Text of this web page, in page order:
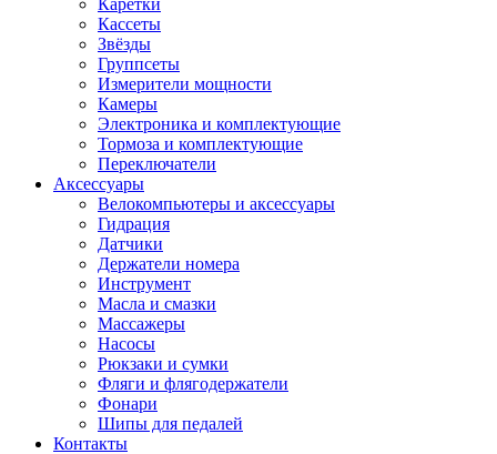
Каретки
Кассеты
Звёзды
Группсеты
Измерители мощности
Камеры
Электроника и комплектующие
Тормоза и комплектующие
Переключатели
Аксессуары
Велокомпьютеры и аксессуары
Гидрация
Датчики
Держатели номера
Инструмент
Масла и смазки
Массажеры
Насосы
Рюкзаки и сумки
Фляги и флягодержатели
Фонари
Шипы для педалей
Контакты